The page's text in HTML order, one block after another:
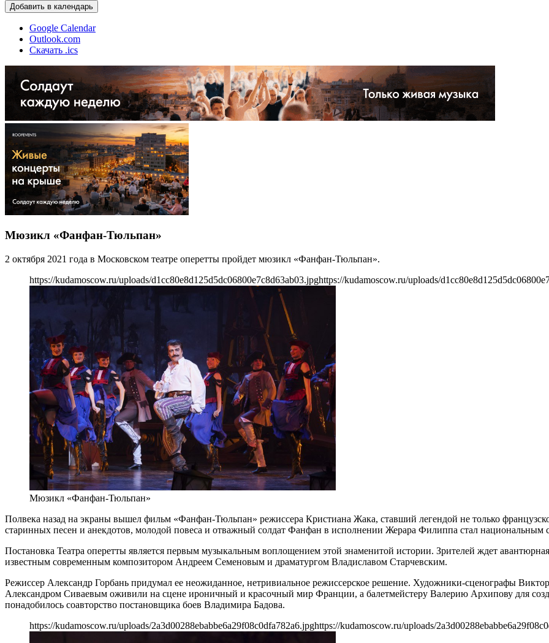
Добавить в календарь
Google Calendar
Outlook.com
Скачать .ics
Мюзикл «Фанфан-Тюльпан»
2 октября 2021 года в Московском театре оперетты пройдет мюзикл «Фанфан-Тюльпан».
https://kudamoscow.ru/uploads/d1cc80e8d125d5dc06800e7c8d63ab03.jpghttps://kudamoscow.ru/uploads/
Мюзикл «Фанфан-Тюльпан»
Полвека назад на экраны вышел фильм «Фанфан-Тюльпан» режиссера Кристиана Жака, ставший легендой не только
старинных песен и анекдотов, молодой повеса и отважный солдат Фанфан в исполнении Жерара Филиппа стал
Постановка Театра оперетты является первым музыкальным воплощением этой знаменитой истории. Зрителей ждет
известным современным композитором Андреем Семеновым и драматургом Владиславом Старчевским.
Режиссер Александр Горбань придумал ее неожиданное, нетривиальное режиссерское решение. Художники-сценографы
Александром Сиваевым оживили на сцене ироничный и красочный мир Франции, а балетмейстеру Валерию Архипову для
понадобилось соавторство постановщика боев Владимира Бадова.
https://kudamoscow.ru/uploads/2a3d00288ebabbe6a29f08c0dfa782a6.jpghttps://kudamoscow.ru/uploads/